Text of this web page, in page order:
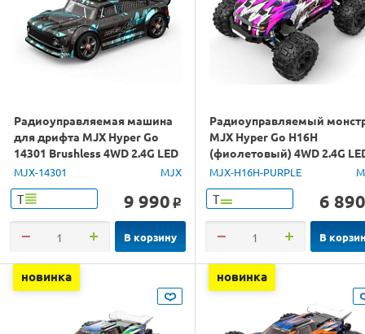
Радиоуправляемая машина
для дрифта MJX Hyper Go
14301 Brushless 4WD 2.4G LED
1/14 RTR
MJX-14301 MJX
Т 9 990 o
В корзину
Радиоуправляемый
MJX Hyper Go H16H
(фиолетовый) 4WD 2.4G
GPS 1/16 RTR
MJX-H16H-PURPLE
Т 6 890
В
новинка новинка